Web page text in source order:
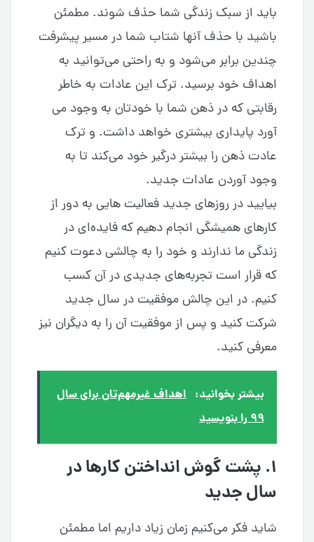
باید از سبک زندگی شما حذف شوند. مطمئن
باشید با حذف آنها شتاب شما در مسیر پیشرفت
چندین برابر می‌شود و به راحتی می‌توانید به
اهداف خود برسید. ترک این عادات به خاطر
رقابتی که در ذهن شما با خودتان به وجود می‌
آورد پایداری بیشتری خواهد داشت. و ترک
عادت ذهن را بیشتر درگیر خود می‌کند تا به
وجود آوردن عادات جدید.
بیایید در روزهای جدید فعالیت هایی به دور از
کارهای همیشگی انجام دهیم که فایده‌ای در
زندگی ما ندارند و خود را به چالشی دعوت کنیم
که قرار است تجربه‌های جدیدی در آن کسب
کنیم. در این چالش موفقیت در سال جدید
شرکت کنید و پس از موفقیت آن را به دیگران نیز
معرفی کنید.
بیشتر بخوانید: اهداف غیرمهم‌تان برای سال
۹۹ را بنویسید
۱. پشت گوش انداختن کارها در
سال جدید
شاید فکر می‌کنیم زمان زیاد داریم اما مطمئن